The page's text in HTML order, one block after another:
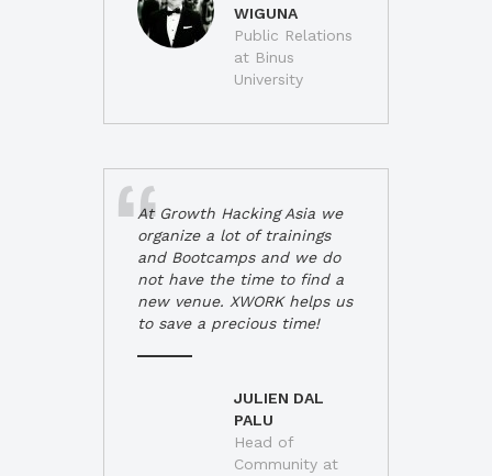
WIGUNA
Public Relations
at Binus
University
At Growth Hacking Asia we
organize a lot of trainings
and Bootcamps and we do
not have the time to find a
new venue. XWORK helps us
to save a precious time!
JULIEN DAL
PALU
Head of
Community at